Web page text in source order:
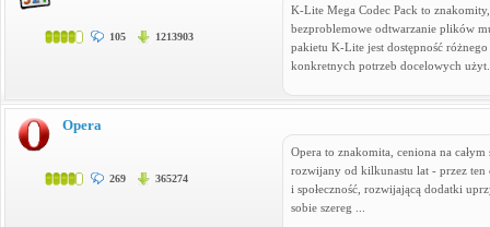
K-Lite Mega Codec Pack to
bezproblemowe odtwarzanie plików
pakietu K-Lite jest dostępność
konkretnych potrzeb docelowych
105 1213903
Opera to znakomita, ceniona na
rozwijany od kilkunastu lat - przez ten
i społeczność, rozwijającą dodatki
sobie szereg ...
Opera
269 365274